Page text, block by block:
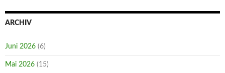
ARCHIV
Juni 2026 (6)
Mai 2026 (15)